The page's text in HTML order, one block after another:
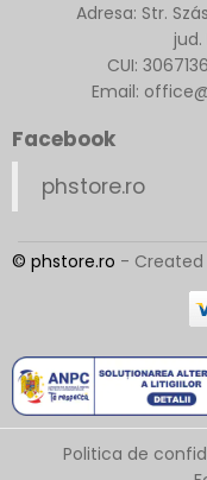
Adresa: Str.
CUI:
Email:
Facebook
phstore.ro
© phstore.ro - Created
Politica de